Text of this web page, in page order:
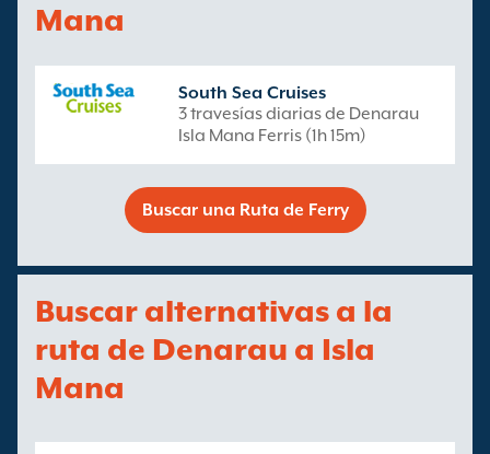
Mana
South Sea Cruises
3 travesías diarias de Denarau
Isla Mana Ferris (1h 15m)
Buscar una Ruta de Ferry
Buscar alternativas a la
ruta de Denarau a Isla
Mana